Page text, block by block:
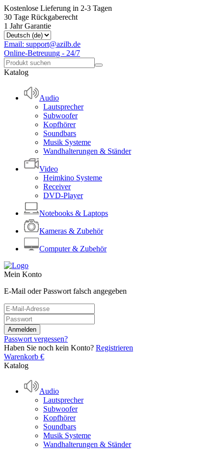
Kostenlose Lieferung in 2-3 Tagen
30 Tage Rückgaberecht
1 Jahr Garantie
Email: support@azilb.de
Online-Betreuung - 24/7
Katalog
Audio
Lautsprecher
Subwoofer
Kopfhörer
Soundbars
Musik Systeme
Wandhalterungen & Ständer
Video
Heimkino Systeme
Receiver
DVD-Player
Notebooks & Laptops
Kameras & Zubehör
Computer & Zubehör
Mein Konto
E-Mail oder Passwort falsch angegeben
Passwort vergessen?
Haben Sie noch kein Konto? Registrieren
Warenkorb €
Katalog
Audio
Lautsprecher
Subwoofer
Kopfhörer
Soundbars
Musik Systeme
Wandhalterungen & Ständer